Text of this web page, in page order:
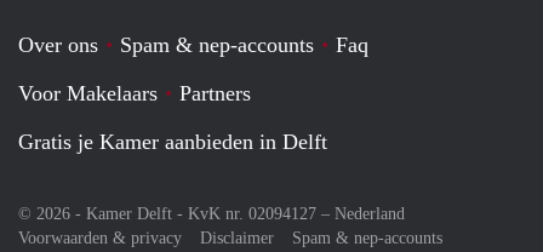
Over ons Spam & nep-accounts
Faq
Voor Makelaars
Partners
Gratis je Kamer aanbieden in Delft
© 2026 - Kamer Delft - KvK nr. 02094127 – Nederland
Voorwaarden & privacy
Disclaimer
Spam & nep-accounts